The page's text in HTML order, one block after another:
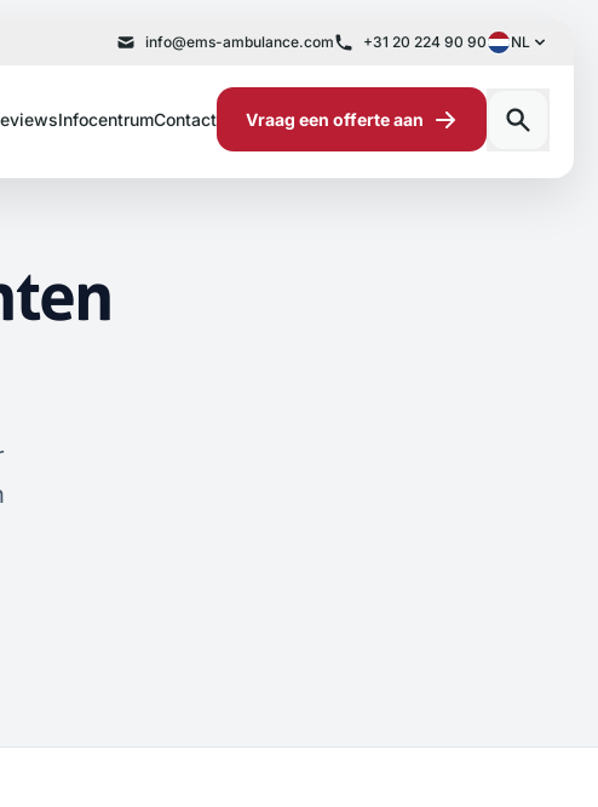
info@ems-ambulance.com +31 20 224 90 90 NL
InfocentrumContact Vraag een offerte aan